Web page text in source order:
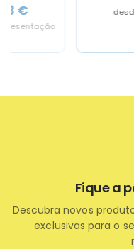
€
Fique a
Descubra novos
exclusivas para o